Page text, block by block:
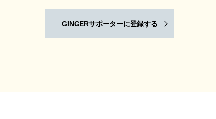
GINGERサポーターに登録する